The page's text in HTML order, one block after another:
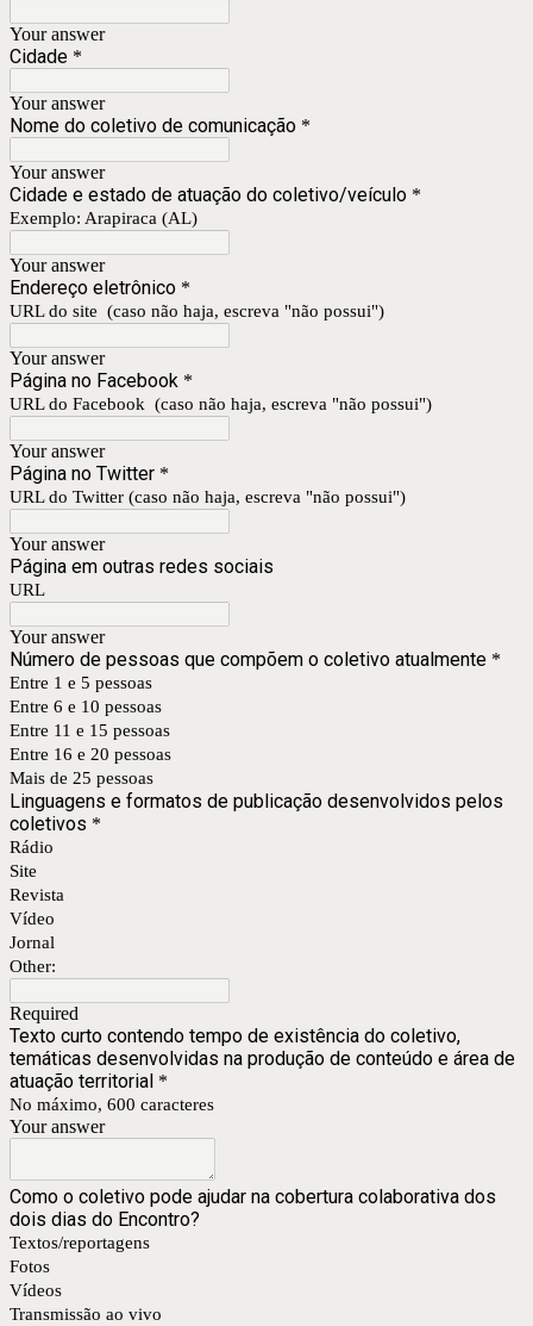
Your answer
Cidade *
Your answer
Nome do coletivo de comunicação *
Your answer
Cidade e estado de atuação do coletivo/veículo *
Exemplo: Arapiraca (AL)
Your answer
Endereço eletrônico *
URL do site (caso não haja, escreva "não possui")
Your answer
Página no Facebook *
URL do Facebook (caso não haja, escreva "não possui")
Your answer
Página no Twitter *
URL do Twitter (caso não haja, escreva "não possui")
Your answer
Página em outras redes sociais
URL
Your answer
Número de pessoas que compõem o coletivo atualmente *
Entre 1 e 5 pessoas
Entre 6 e 10 pessoas
Entre 11 e 15 pessoas
Entre 16 e 20 pessoas
Mais de 25 pessoas
Linguagens e formatos de publicação desenvolvidos pelos
coletivos *
Rádio
Site
Revista
Vídeo
Jornal
Other:
Required
Texto curto contendo tempo de existência do coletivo,
temáticas desenvolvidas na produção de conteúdo e área de
atuação territorial *
No máximo, 600 caracteres
Your answer
Como o coletivo pode ajudar na cobertura colaborativa dos
dois dias do Encontro?
Textos/reportagens
Fotos
Vídeos
Transmissão ao vivo